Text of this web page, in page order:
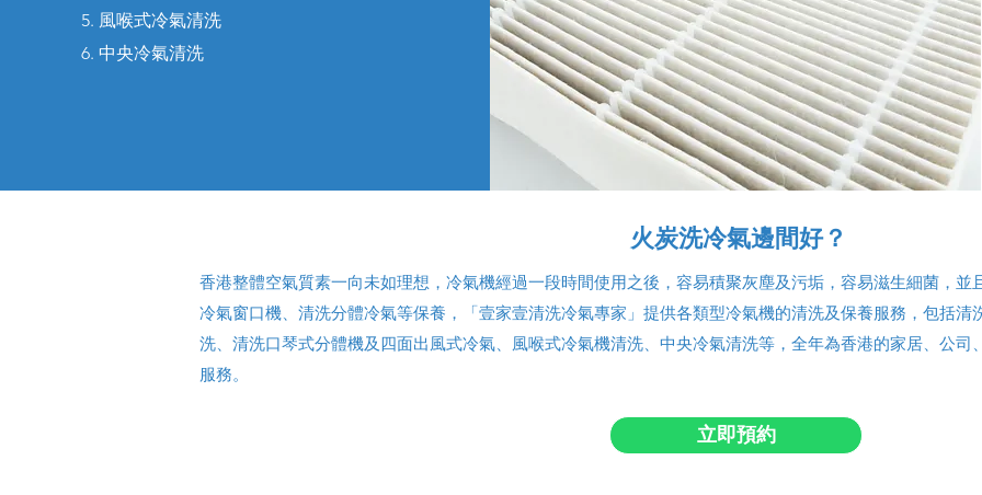
5. 風喉式冷氣清洗
6. 中央冷氣清洗
火炭洗冷氣邊間好？
香港整體空氣質素一向未如理想，冷氣機經過一段時間使用之後，容易積聚灰塵及污垢，容易滋生細菌，
冷氣窗口機、清洗分體冷氣等保養，「壹家壹清洗冷氣專家」提供各類型冷氣機的清洗及保養服務，包括
洗、清洗口琴式分體機及四面出風式冷氣、風喉式冷氣機清洗、中央冷氣清洗等，全年為香港的家居、公
服務。
立即預約